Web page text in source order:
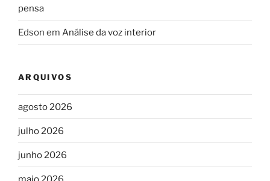
pensa
Edson em Análise da voz interior
ARQUIVOS
agosto 2026
julho 2026
junho 2026